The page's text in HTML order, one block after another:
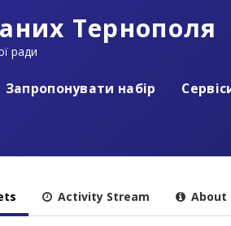
Тернополя
ради
Запропонувати набір
Activity Stream About